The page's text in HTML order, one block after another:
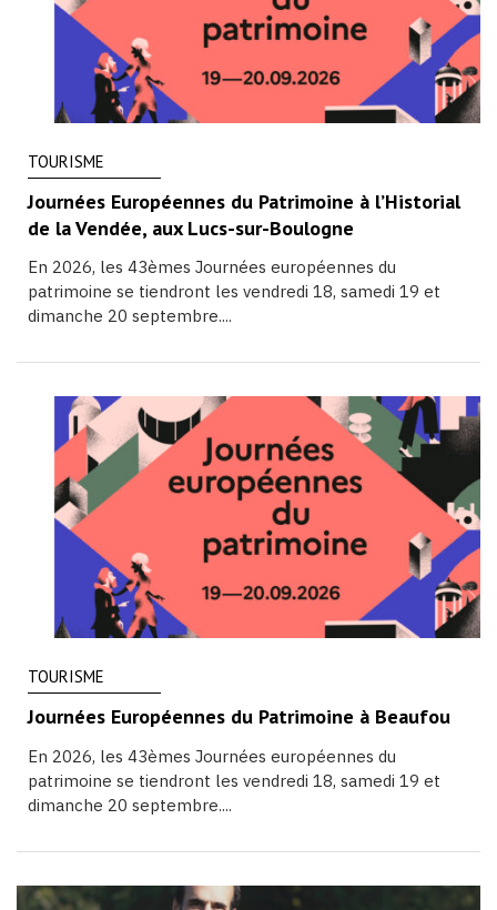
TOURISME
Journées Européennes du Patrimoine à l’Historial
de la Vendée, aux Lucs-sur-Boulogne
En 2026, les 43èmes Journées européennes du
patrimoine se tiendront les vendredi 18, samedi 19 et
dimanche 20 septembre....
TOURISME
Journées Européennes du Patrimoine à Beaufou
En 2026, les 43èmes Journées européennes du
patrimoine se tiendront les vendredi 18, samedi 19 et
dimanche 20 septembre....